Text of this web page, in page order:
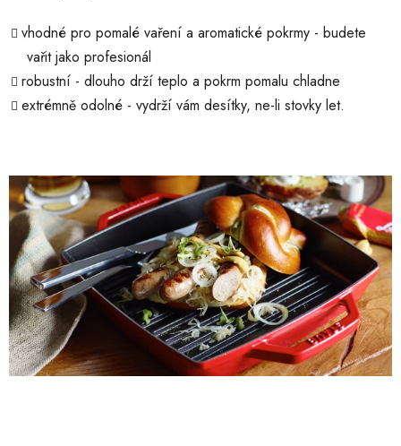
vhodné pro pomalé vaření a aromatické pokrmy - budete
vařit jako profesionál
robustní - dlouho drží teplo a pokrm pomalu chladne
extrémně odolné - vydrží vám desítky, ne-li stovky let.